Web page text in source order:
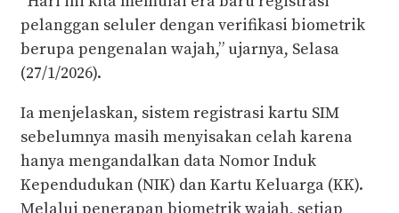
pelanggan seluler dengan verifikasi biometrik
berupa pengenalan wajah,” ujarnya, Selasa
(27/1/2026).
Ia menjelaskan, sistem registrasi kartu SIM
sebelumnya masih menyisakan celah karena
hanya mengandalkan data Nomor Induk
Kependudukan (NIK) dan Kartu Keluarga (KK).
Melalui penerapan biometrik wajah, setiap